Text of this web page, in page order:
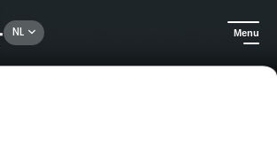
NL Menu